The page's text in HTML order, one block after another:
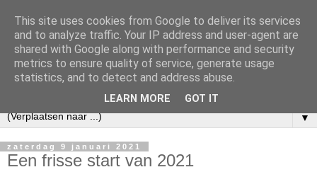
▼
zaterdag 9 januari 2021
Een frisse start van 2021
This site uses cookies from Google to deliver its services
and to analyze traffic. Your IP address and user-agent are
shared with Google along with performance and security
metrics to ensure quality of service, generate usage
statistics, and to detect and address abuse.
LEARN MORE GOT IT